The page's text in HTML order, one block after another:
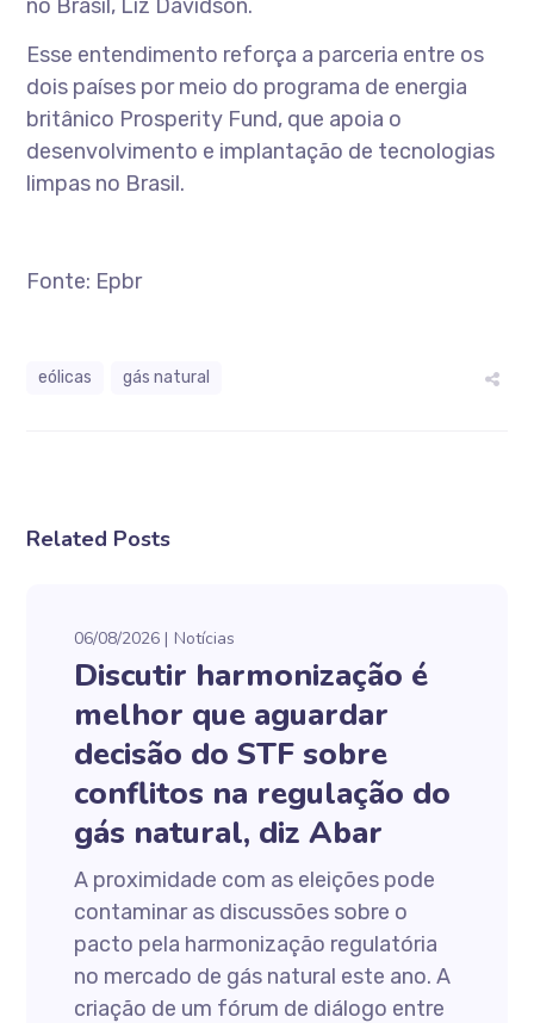
no Brasil, Liz Davidson.
Esse entendimento reforça a parceria entre os
dois países por meio do programa de energia
britânico Prosperity Fund, que apoia o
desenvolvimento e implantação de tecnologias
limpas no Brasil.
Fonte: Epbr
eólicas gás natural
Related Posts
06/08/2026 Notícias
Discutir harmonização é
melhor que aguardar
decisão do STF sobre
conflitos na regulação do
gás natural, diz Abar
A proximidade com as eleições pode
contaminar as discussões sobre o
pacto pela harmonização regulatória
no mercado de gás natural este ano. A
criação de um fórum de diálogo entre